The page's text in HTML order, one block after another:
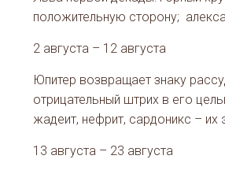
положительную сторону;
2 августа – 12 августа
Юпитер возвращает знаку
отрицательный штрих в его
жадеит, нефрит, сардоникс – их
13 августа – 23 августа